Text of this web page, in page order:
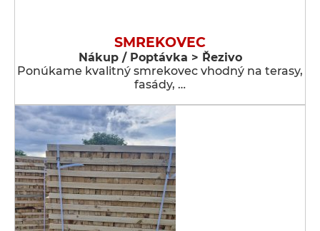
SMREKOVEC
Nákup / Poptávka > Řezivo
Ponúkame kvalitný smrekovec vhodný na terasy,
fasády, …